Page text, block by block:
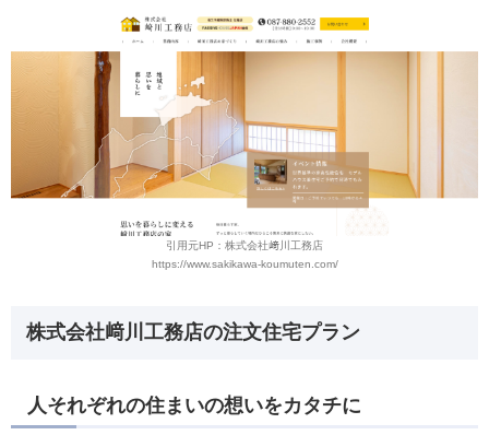
引用元HP：株式会社﨑川工務店
https://www.sakikawa-koumuten.com/
株式会社﨑川工務店の注文住宅プラン
人それぞれの住まいの想いをカタチに